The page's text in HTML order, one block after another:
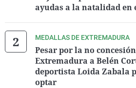
ayudas a la natalidad
MEDALLAS DE EXTREMADURA
Pesar por la no
Extremadura a Belén
deportista Loida Zabala
optar